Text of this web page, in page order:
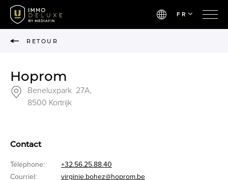
FR
RETOUR
Hoprom
Beneluxpark 27A,
8500 Kortrijk
Contact
Téléphone:
+32.56.25.88.40
Courriel:
virginie.bohez@hoprom.be